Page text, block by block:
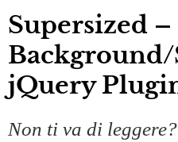
Perché Non Guadagni Sui
Tutto
Quali Sono Gli Errori
Caso Delle
Supersized – Full Screen
jQuery
Non ti va di